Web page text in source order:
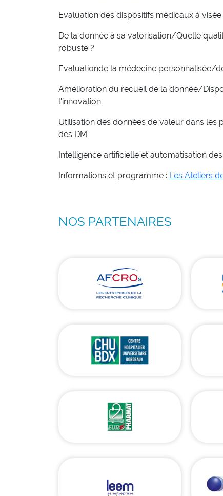
Evaluation des dispositifs médicaux à
De la donnée à sa valorisation/Quelle
robuste ?
Evaluationde la médecine personnalisée/
Amélioration du recueil de la donnée/
l'innovation
Utilisation des données de valeur dans les
des DM
Intelligence artificielle et automatisation
Informations et programme : Les Ateliers
NOS PARTENAIRES